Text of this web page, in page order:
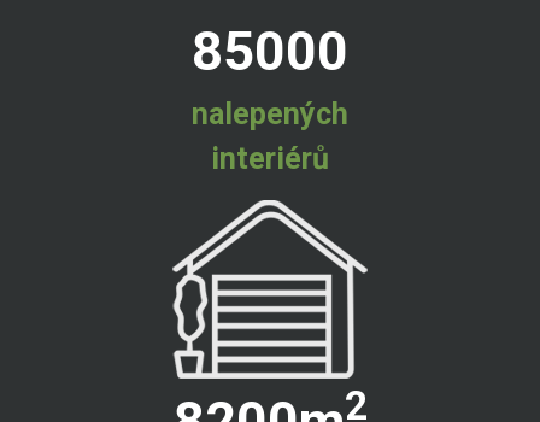
85000
nalepených
interiérů
2